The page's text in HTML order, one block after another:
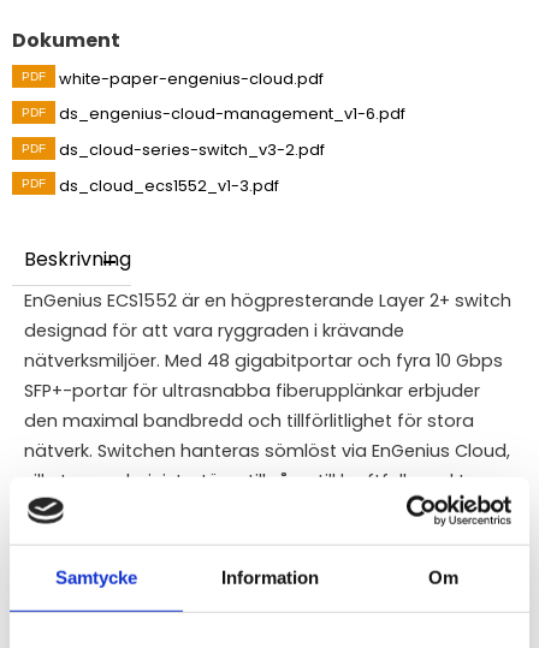
Samtycke Information Om
Dokument
white-paper-engenius-cloud.pdf
ds_engenius-cloud-management_v1-6.pdf
ds_cloud-series-switch_v3-2.pdf
ds_cloud_ecs1552_v1-3.pdf
Beskrivning
EnGenius ECS1552 är en högpresterande Layer 2+ switch
designad för att vara ryggraden i krävande
nätverksmiljöer. Med 48 gigabitportar och fyra 10 Gbps
SFP+-portar för ultrasnabba fiberupplänkar erbjuder
den maximal bandbredd och tillförlitlighet för stora
nätverk. Switchen hanteras sömlöst via EnGenius Cloud,
vilket ger administratörer tillgång till kraftfulla verktyg
för realtidsövervakning, central konfiguration och zero-
touch provisioning direkt från mobilen eller
webbläsaren. ECS1552 kombinerar robust säkerhet, som